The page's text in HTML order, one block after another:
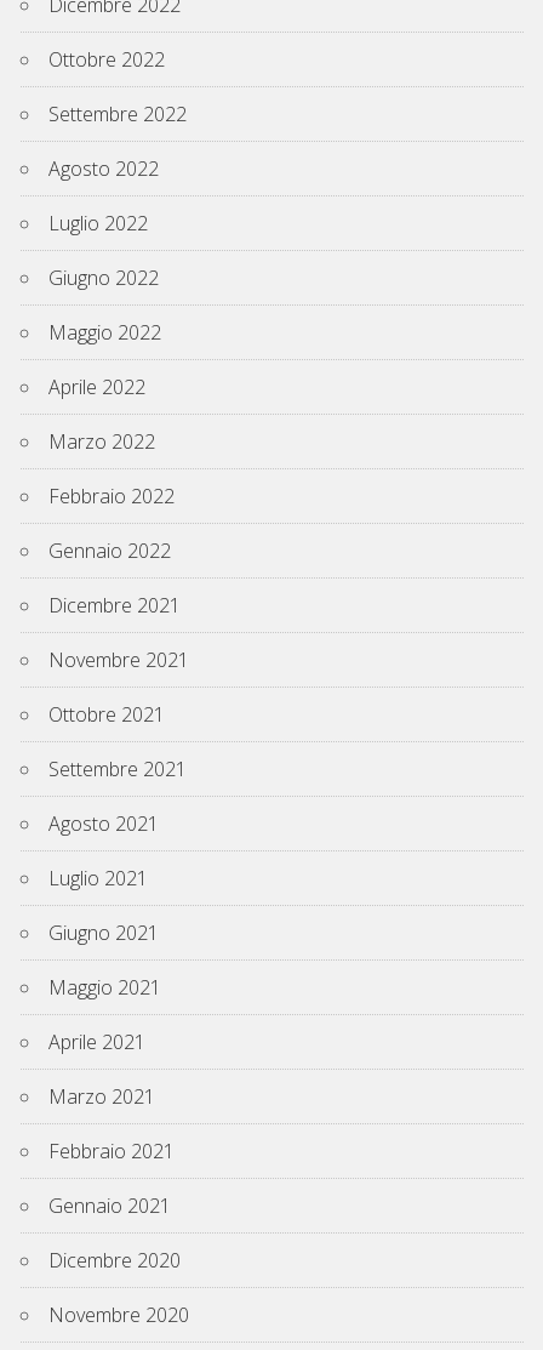
Ottobre 2022
Settembre 2022
Agosto 2022
Luglio 2022
Giugno 2022
Maggio 2022
Aprile 2022
Marzo 2022
Febbraio 2022
Gennaio 2022
Dicembre 2021
Novembre 2021
Ottobre 2021
Settembre 2021
Agosto 2021
Luglio 2021
Giugno 2021
Maggio 2021
Aprile 2021
Marzo 2021
Febbraio 2021
Gennaio 2021
Dicembre 2020
Novembre 2020